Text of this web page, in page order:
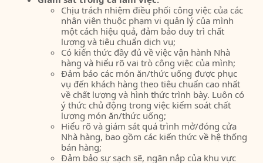
Chịu trách nhiệm điều phối công việc của các
nhân viên thuộc phạm vi quản lý của mình
một cách hiệu quả, đảm bảo duy trì chất
lượng và tiêu chuẩn dịch vụ;
Có kiến thức đầy đủ về việc vận hành Nhà
hàng và hiểu rõ vai trò công việc của mình;
Đảm bảo các món ăn/thức uống được phục
vụ đến khách hàng theo tiêu chuẩn cao nhất
về chất lượng và hình thức trình bày. Luôn có
ý thức chủ động trong việc kiểm soát chất
lượng món ăn/thức uống;
Hiểu rõ và giám sát quá trình mở/đóng cửa
Nhà hàng, bao gồm các kiến thức về hệ thống
bán hàng;
Đảm bảo sự sạch sẽ, ngăn nắp của khu vực